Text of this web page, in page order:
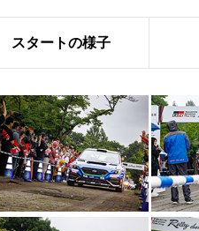
スタートの様子